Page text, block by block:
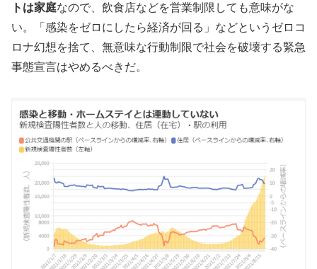
トは家庭なので、飲食店などを営業制限しても意味がな
い。「感染をゼロにしたら経済が回る」などというゼロコ
ロナ幻想を捨て、無意味な行動制限で社会を破壊する緊急
事態宣言はやめるべきだ。